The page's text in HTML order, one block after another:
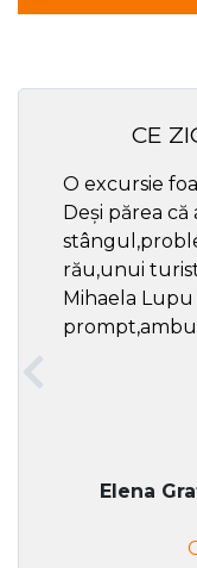
CE
O excursie
Deși părea
rău,unui
Mihaela
Elena